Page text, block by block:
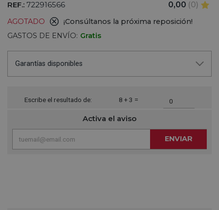
REF.: 722916566 0,00 (0)
AGOTADO
¡Consúltanos la próxima reposición!
GASTOS DE ENVÍO: Gratis
Garantías disponibles
Escribe el resultado de: 8 + 3 =
Activa el aviso
ENVIAR